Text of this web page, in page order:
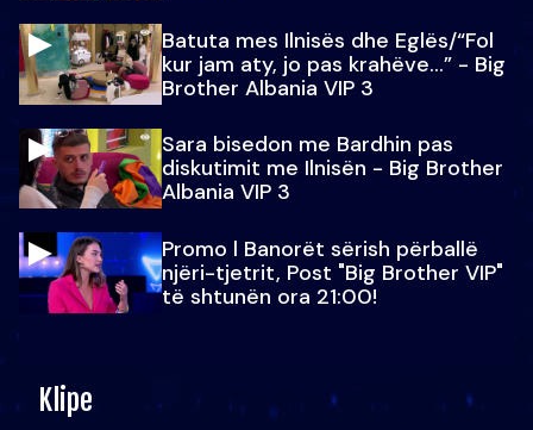
Batuta mes Ilnisës dhe Eglës/“Fol
kur jam aty, jo pas krahëve…” - Big
Brother Albania VIP 3
Sara bisedon me Bardhin pas
diskutimit me Ilnisën - Big Brother
Albania VIP 3
Promo l Banorët sërish përballë
njëri-tjetrit, Post "Big Brother VIP"
të shtunën ora 21:00!
Klipe